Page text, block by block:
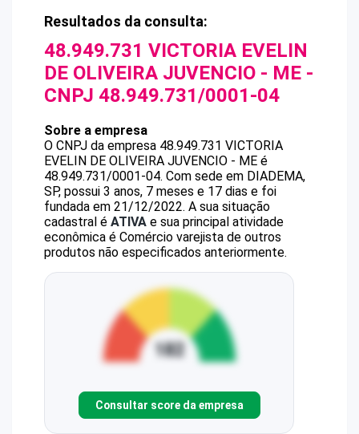
Resultados da consulta:
48.949.731 VICTORIA EVELIN
DE OLIVEIRA JUVENCIO - ME -
CNPJ 48.949.731/0001-04
Sobre a empresa
O CNPJ da empresa 48.949.731 VICTORIA
EVELIN DE OLIVEIRA JUVENCIO - ME é
48.949.731/0001-04. Com sede em DIADEMA,
SP, possui 3 anos, 7 meses e 17 dias e foi
fundada em 21/12/2022. A sua situação
cadastral é ATIVA e sua principal atividade
econômica é Comércio varejista de outros
produtos não especificados anteriormente.
Consultar score da empresa